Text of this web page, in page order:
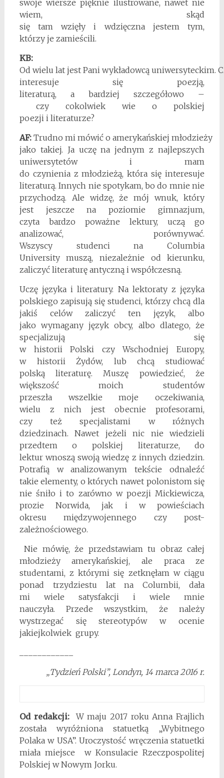
swoje wiersze pięknie ilustrowane, nawet nie
wiem, skąd
się tam wzięły i wdzięczna jestem tym,
którzy je zamieścili.
KB:
Od wielu lat jest Pani wykładowcą uniwersyteckim.
interesuje się poezją,
literaturą, a bardziej szczegółowo –
czy cokolwiek wie o polskiej
poezji i literaturze?
AF: Trudno mi mówić o amerykańskiej młodzieży
jako takiej. Ja uczę na jednym z najlepszych
uniwersytetów i mam
do czynienia z młodzieżą, która się interesuje
literaturą. Innych nie spotykam, bo do mnie nie
przychodzą. Ale widzę, że mój wnuk, który
jest jeszcze na poziomie gimnazjum,
czyta bardzo poważne lektury, uczą go
analizować, porównywać.
Wszyscy studenci na Columbia
University muszą, niezależnie od kierunku,
zaliczyć literaturę antyczną i współczesną.
Uczę języka i literatury. Na lektoraty z języka
polskiego zapisują się studenci, którzy chcą dla
jakiś celów zaliczyć ten język, albo
jako wymagany język obcy, albo dlatego, że
specjalizują się
w historii Polski czy Wschodniej Europy,
w historii Żydów, lub chcą studiować
polską literaturę. Muszę powiedzieć, że
większość moich studentów
przeszła wszelkie moje oczekiwania,
wielu z nich jest obecnie profesorami,
czy też specjalistami w różnych
dziedzinach. Nawet jeżeli nic nie wiedzieli
przedtem o polskiej literaturze, do
lektur wnoszą swoją wiedzę z innych dziedzin.
Potrafią w analizowanym tekście odnaleźć
takie elementy, o których nawet polonistom się
nie śniło i to zarówno w poezji Mickiewicza,
prozie Norwida, jak i w powieściach
okresu międzywojennego czy post-
zależnościowego.
Nie mówię, że przedstawiam tu obraz całej
młodzieży amerykańskiej, ale praca ze
studentami, z którymi się zetknęłam w ciągu
ponad trzydziestu lat na Columbii, dała
mi wiele satysfakcji i wiele mnie
nauczyła. Przede wszystkim, że należy
wystrzegać się stereotypów w ocenie
jakiejkolwiek grupy.
„Tydzień Polski”, Londyn, 14 marca 2016 r.
Od redakcji:W maju 2017 roku Anna Frajlich
została wyróżniona statuetką „Wybitnego
Polaka w USA”. Uroczystość wręczenia statuetki
miała miejsce w Konsulacie Rzeczpospolitej
Polskiej w Nowym Jorku.